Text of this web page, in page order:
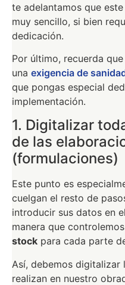
te adelantamos que
muy sencillo, si bien
dedicación.
Por último, recuerda
una exigencia de
que pongas especial
implementación.
1. Digitalizar
de las
(formulaciones)
Este punto es
cuelgan el resto de
introducir sus datos en
manera que
stock para cada parte
Así, debemos digitalizar
realizan en nuestro